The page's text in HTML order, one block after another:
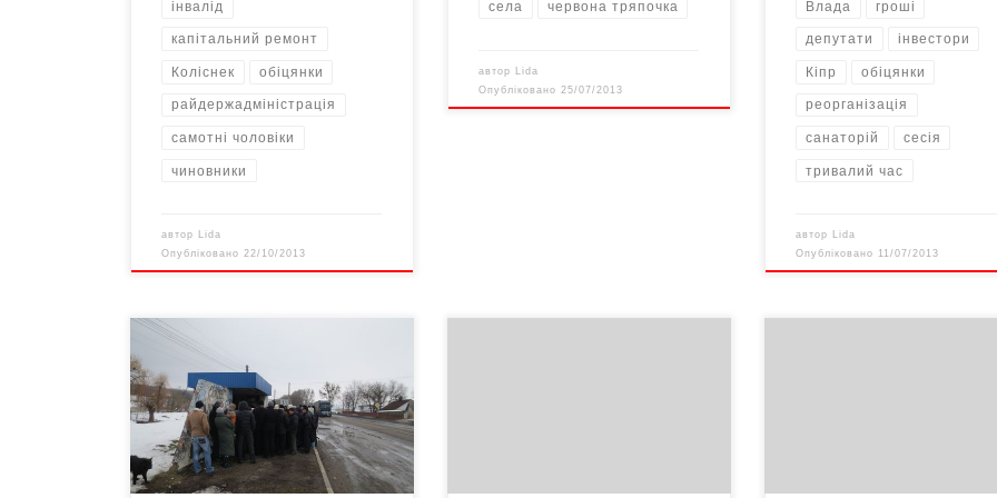
інвалід
капітальний ремонт
Коліснек обіцянки
райдержадміністрація
самотні чоловіки
чиновники
автор Lida
Опубліковано22/10/2013
села червона тряпочка
автор Lida
Опубліковано 25/07/2013
Влада гроші
депутати інвестори
Кіпр обіцянки
реорганізація
санаторій сесія
тривалий час
автор Lida
Опубліковано 11/07/2013
Попередили чиновників жителі
мікрорайону Садгори (вул.
Лук’яновича та провулки). Бо ті
нічого не роблять – тільки
обіцяють – Машини збивають
людей як горіхи! – обурено вигукує
пенсіонер Іван Тодорюк. – Чотири